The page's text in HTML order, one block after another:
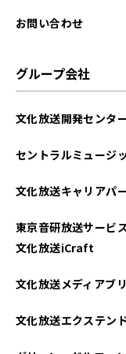
お問い合わせ
グループ会社
文化放送開発センタ
セントラルミュージ
文化放送キャリアパ
東京音研放送サービ
文化放送iCraft
文化放送メディアブ
文化放送エクステン